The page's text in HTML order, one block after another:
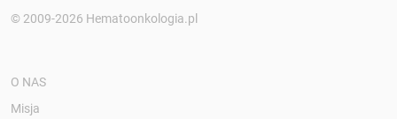
© 2009-2026 Hematoonkologia.pl
O NAS
Misja